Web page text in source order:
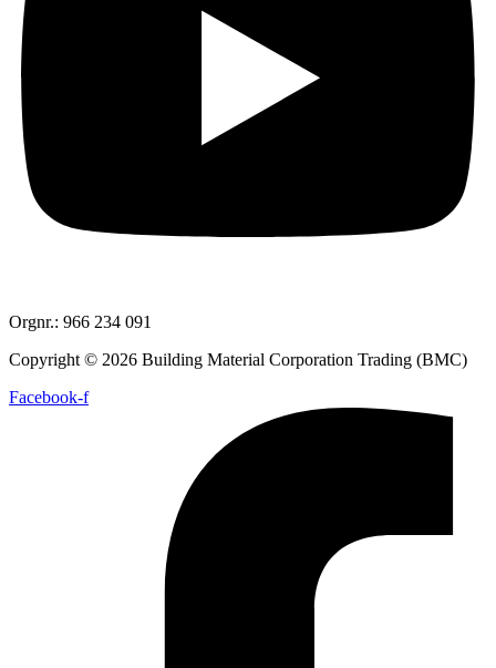
Orgnr.: 966 234 091
Copyright © 2026 Building Material Corporation Trading (BMC)
Facebook-f